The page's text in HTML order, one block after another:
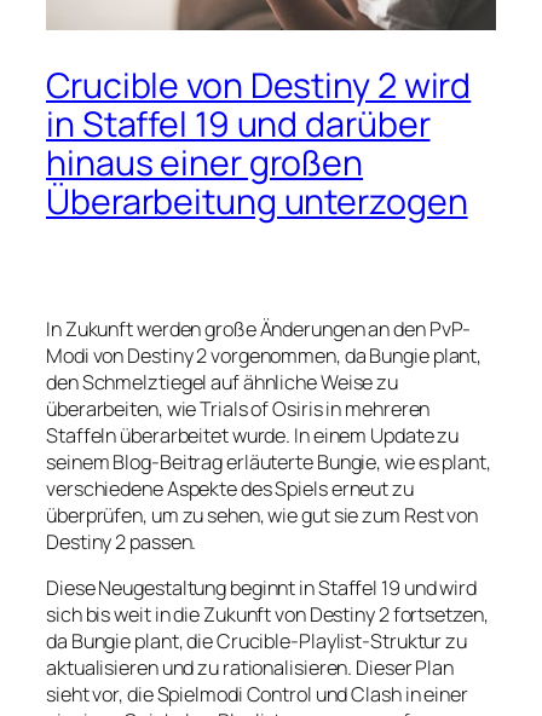
Crucible von Destiny 2 wird
in Staffel 19 und darüber
hinaus einer großen
Überarbeitung unterzogen
In Zukunft werden große Änderungen an den PvP-
Modi von Destiny 2 vorgenommen, da Bungie plant,
den Schmelztiegel auf ähnliche Weise zu
überarbeiten, wie Trials of Osiris in mehreren
Staffeln überarbeitet wurde. In einem Update zu
seinem Blog-Beitrag erläuterte Bungie, wie es plant,
verschiedene Aspekte des Spiels erneut zu
überprüfen, um zu sehen, wie gut sie zum Rest von
Destiny 2 passen.
Diese Neugestaltung beginnt in Staffel 19 und wird
sich bis weit in die Zukunft von Destiny 2 fortsetzen,
da Bungie plant, die Crucible-Playlist-Struktur zu
aktualisieren und zu rationalisieren. Dieser Plan
sieht vor, die Spielmodi Control und Clash in einer